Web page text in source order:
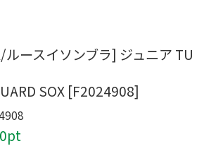
ルースイソンブラ] ジュニア TU
SOX [F2024908]